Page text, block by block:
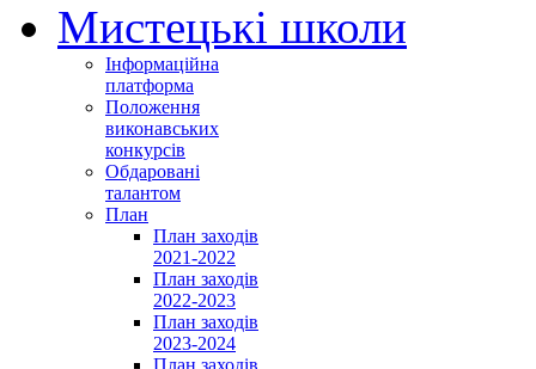
Мистецькі школи
Інформаційна
платформа
Положення
виконавських
конкурсів
Обдаровані
талантом
План
План заходів
2021-2022
План заходів
2022-2023
План заходів
2023-2024
План заходів